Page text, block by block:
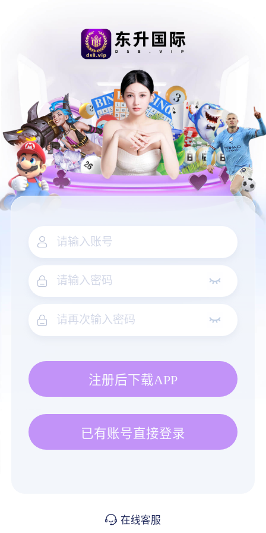
注册后下载APP
已有账号直接登录
在线客服